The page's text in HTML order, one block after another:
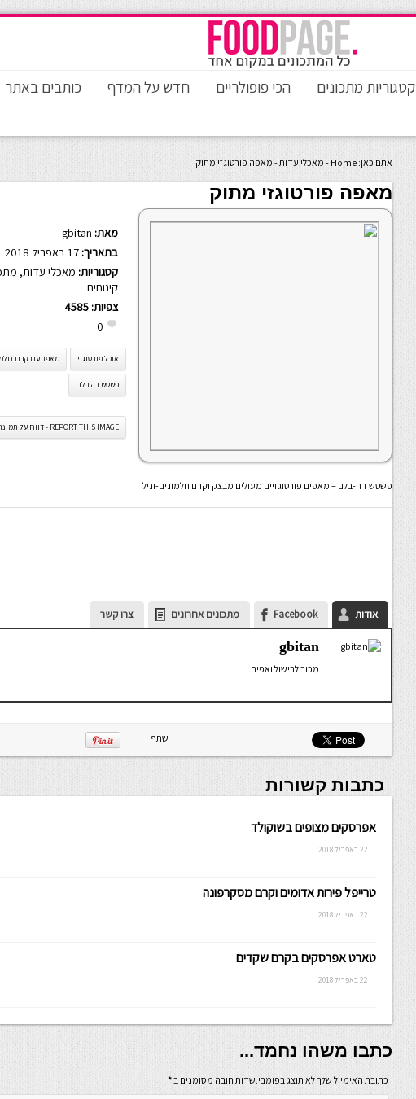
קטגוריות מתכונים הכי פופולריים חדש על המדף כותבים באתר
אתם כאן: Home
- מאכלי עדות-מאפה פורטוגזי מתוק
מאפה פורטוגזי מתוק
מאת: gbitan
בתאריך:
קטגוריות: מאכלי עדות,
קינוחים
צפיות: 4585
0
אוכל פורטוגזי מאפה עם קרם
פשטש דה בלם
REPORT THIS IMAGE - דווח על תמונה זו
פשטש דה-בלם – מאפים פורטוגזיים מעולים מבצק וקרם חלמונים-וניל
אודות Facebook מתכונים אחרונים צרו קשר
gbitan
מכור לבישול ואפיה.
שתף
כתבות קשורות
אפרסקים מצופים בשוקולד
22 באפריל 2018
טרייפל פירות אדומים וקרם מסקרפונה
22 באפריל 2018
טארט אפרסקים בקרם שקדים
22 באפריל 2018
כתבו משהו נחמד...
כתובת האימייל שלך לא תוצג בפומבי.שדות חובה מסומנים ב*